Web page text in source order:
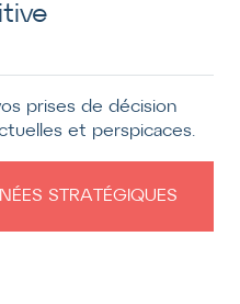
prises de décision
et perspicaces.
STRATÉGIQUES